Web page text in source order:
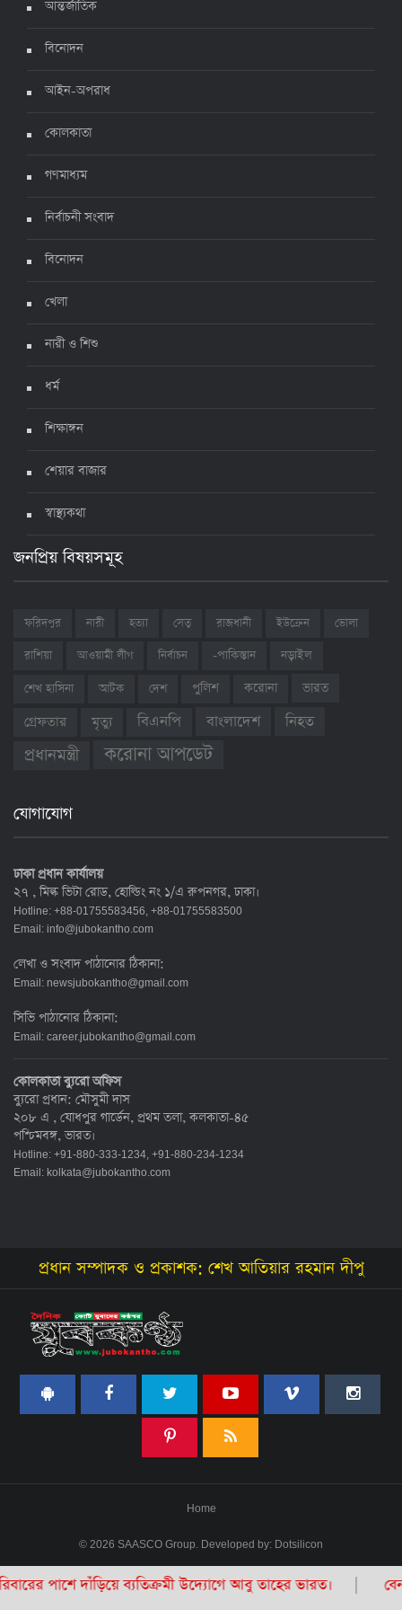
ঊর্ধ্বগতিতে সংক্রমণ, স্বাস্থ্যবিধিতে উদাসীনতা
আন্তর্জাতিক
বিনোদন
আইন-অপরাধ
কোলকাতা
গণমাধ্যম
নির্বাচনী সংবাদ
বিনোদন
খেলা
নারী ও শিশু
ধর্ম
শিক্ষাঙ্গন
শেয়ার বাজার
স্বাস্থ্যকথা
জনপ্রিয় বিষয়সমূহ
ফরিদপুর নারী হত্যা সেতু রাজধানী ইউক্রেন
ভোলা
রাশিয়া
আওয়ামী লীগ নির্বাচন -পাকিস্তান নড়াইল
শেখ হাসিনা আটক দেশ পুলিশ করোনা
ভারত
গ্রেফতার
মৃত্যু বিএনপি বাংলাদেশ নিহত
প্রধানমন্ত্রী করোনা আপডেট
যোগাযোগ
ঢাকা প্রধান কার্যালয়
২৭ , মিল্ক ভিটা রোড, হোল্ডিং নং ১/এ রুপনগর, ঢাকা।
Hotline: +88-01755583456, +88-01755583500
Email: info@jubokantho.com
লেখা ও সংবাদ পাঠানোর ঠিকানা:
Email: newsjubokantho@gmail.com
সিভি পাঠানোর ঠিকানা:
Email: career.jubokantho@gmail.com
কোলকাতা ব্যুরো অফিস
ব্যুরো প্রধান: মৌসুমী দাস
২০৮ এ , যোধপুর গার্ডেন, প্রথম তলা, কলকাতা-৪৫
পশ্চিমবঙ্গ, ভারত।
Hotline: +91-880-333-1234, +91-880-234-1234
Email: kolkata@jubokantho.com
প্রধান সম্পাদক ও প্রকাশক: শেখ আতিয়ার রহমান দীপু
Home
© 2026 SAASCO Group. Developed by: Dotsilicon
ব্যতিক্রমী উদ্যোগে আবু তাহের ভারত। বেনাপোলে মেয়র